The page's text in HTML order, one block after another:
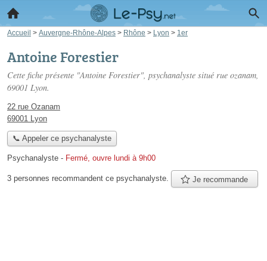
Accueil > Auvergne-Rhône-Alpes > Rhône > Lyon > 1er
Antoine Forestier
Cette fiche présente "Antoine Forestier", psychanalyste situé rue ozanam,
69001 Lyon.
22 rue Ozanam
69001 Lyon
📞 Appeler ce psychanalyste
Psychanalyste - Fermé, ouvre lundi à 9h00
3 personnes recommandent ce psychanalyste. Je recommande